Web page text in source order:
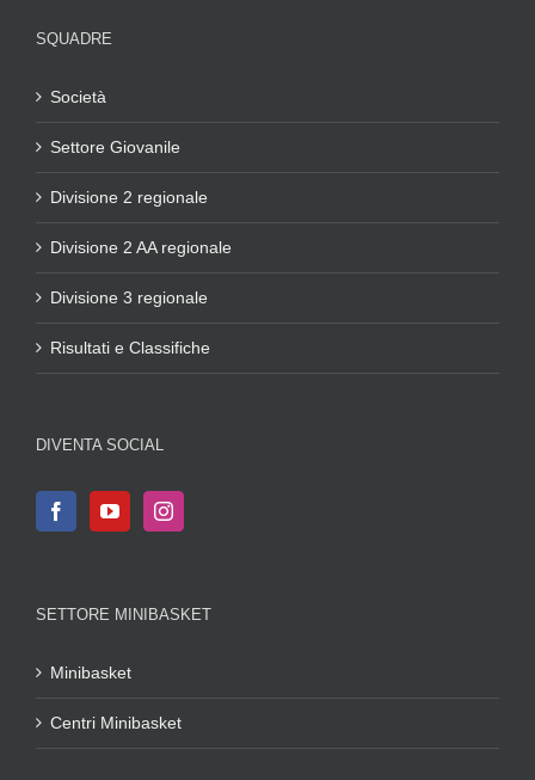
SQUADRE
Società
Settore Giovanile
Divisione 2 regionale
Divisione 2 AA regionale
Divisione 3 regionale
Risultati e Classifiche
DIVENTA SOCIAL
SETTORE MINIBASKET
Minibasket
Centri Minibasket